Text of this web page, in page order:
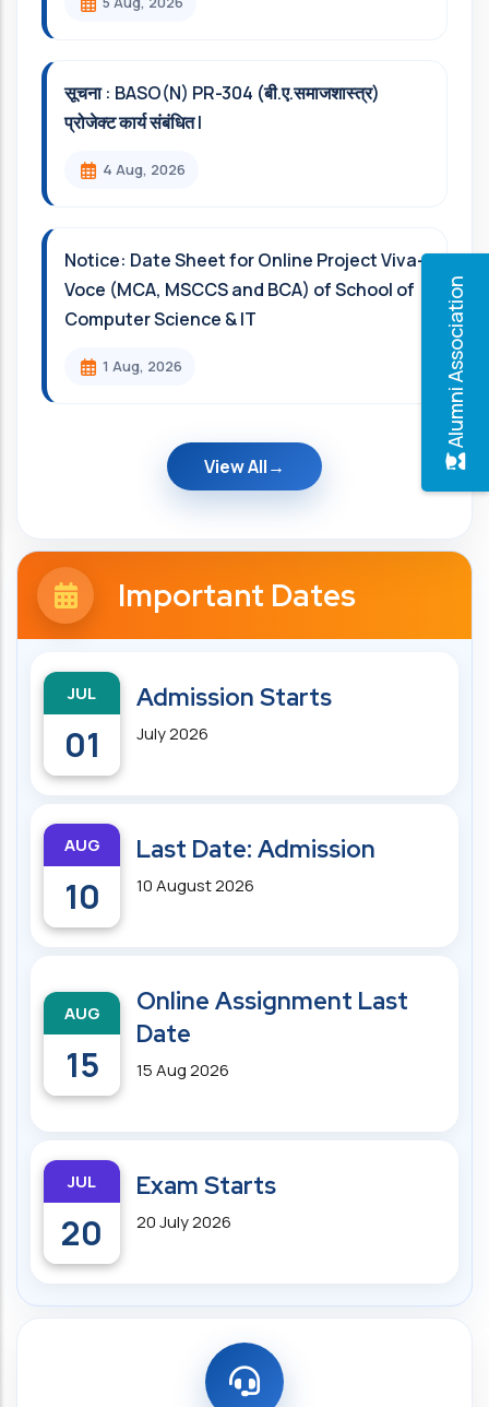
Alumni Association
सूचना : BASO(N) PR-304 (बी.ए.समाजशास्त्र)
प्रोजेक्ट कार्य संबंधित l
4 Aug, 2026
Notice: Date Sheet for Online Project Viva-
Voce (MCA, MSCCS and BCA) of School of
Computer Science & IT
1 Aug, 2026
View All
Important Dates
JUL
01
Admission Starts
July 2026
AUG
10
Last Date: Admission
10 August 2026
AUG
15
Online Assignment Last
Date
15 Aug 2026
JUL
20
Exam Starts
20 July 2026